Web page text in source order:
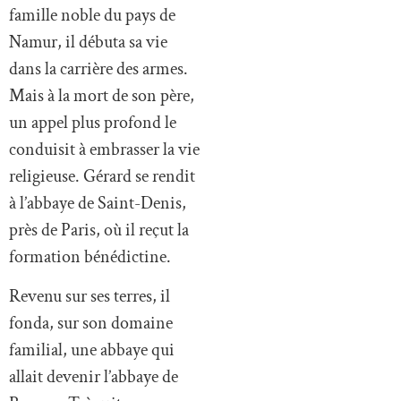
famille noble du pays de
Namur, il débuta sa vie
dans la carrière des armes.
Mais à la mort de son père,
un appel plus profond le
conduisit à embrasser la vie
religieuse. Gérard se rendit
à l’abbaye de Saint-Denis,
près de Paris, où il reçut la
formation bénédictine.
Revenu sur ses terres, il
fonda, sur son domaine
familial, une abbaye qui
allait devenir l’abbaye de